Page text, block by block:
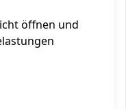
öffnen und